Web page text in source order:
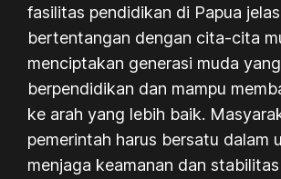
fasilitas pendidikan di Papua jelas
bertentangan dengan cita-cita
menciptakan generasi muda yang
berpendidikan dan mampu
ke arah yang lebih baik.
pemerintah harus bersatu dalam
menjaga keamanan dan